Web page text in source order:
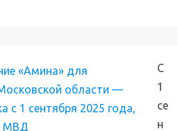
С
1
се
н